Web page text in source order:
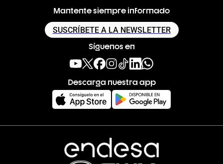
Mantente siempre informado
SUSCRÍBETE A LA NEWSLETTER
Síguenos en
Descarga nuestra app